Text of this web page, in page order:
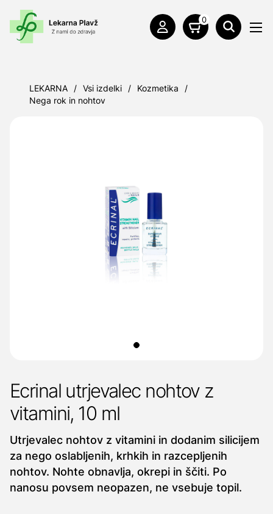
0
LEKARNA / Vsi izdelki / Kozmetika
/
Nega rok in nohtov
Ecrinal utrjevalec nohtov z
vitamini, 10 ml
Utrjevalec nohtov z vitamini in dodanim silicijem
za nego oslabljenih, krhkih in razcepljenih
nohtov. Nohte obnavlja, okrepi in ščiti. Po
nanosu povsem neopazen, ne vsebuje topil.